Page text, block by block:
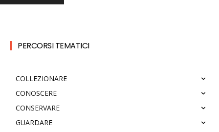
PERCORSI TEMATICI
COLLEZIONARE
CONOSCERE
CONSERVARE
GUARDARE